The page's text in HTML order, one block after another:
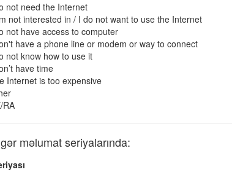
not need the Internet
not interested in / I do not want to use the Internet
not have access to computer
have a phone line or modem or way to connect
not know how to use it
have time
Internet is too expensive
RA
məlumat seriyalarında: